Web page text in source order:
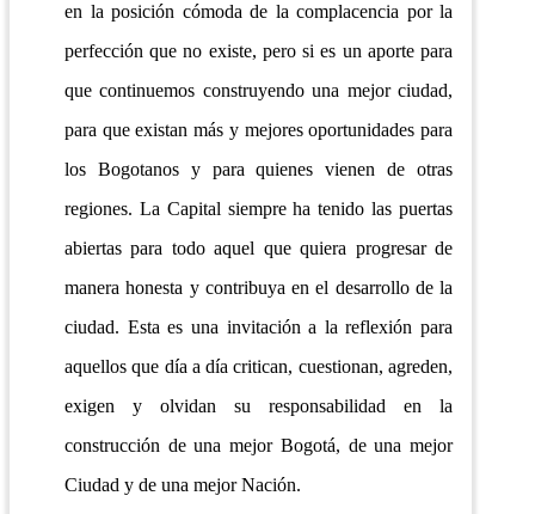
en la posición cómoda de la complacencia por la
perfección que no existe, pero si es un aporte para
que continuemos construyendo una mejor ciudad,
para que existan más y mejores oportunidades para
los Bogotanos y para quienes vienen de otras
regiones. La Capital siempre ha tenido las puertas
abiertas para todo aquel que quiera progresar de
manera honesta y contribuya en el desarrollo de la
ciudad. Esta es una invitación a la reflexión para
aquellos que día a día critican, cuestionan, agreden,
exigen y olvidan su responsabilidad en la
construcción de una mejor Bogotá, de una mejor
Ciudad y de una mejor Nación.